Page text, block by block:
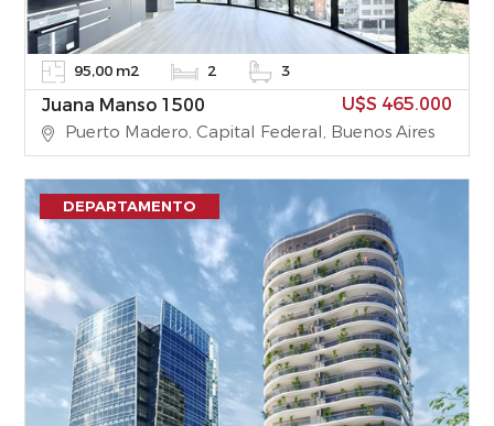
95,00 m2 2 3
Juana Manso 1500 U$S 465.000
Puerto Madero, Capital Federal, Buenos Aires
DEPARTAMENTO